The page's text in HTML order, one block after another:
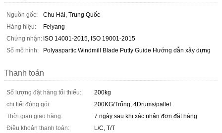
Nguồn gốc:
Chu Hải, Trung Quốc
Hàng hiệu:
Feiyang
Chứng nhận: ISO 14001-2015, ISO 19001-2015
Số mô hình:
Polyaspartic Windmill Blade Putty Guide Hướng dẫn xây dựng
Thanh toán
Số lượng đặt hàng tối thiểu:
200kg
chi tiết đóng gói:
200KG/Trống, 4Drums/pallet
Thời gian giao hàng:
7 ngày sau khi xác nhận đơn đặt hàng
Điều khoản thanh toán:
L/C, T/T